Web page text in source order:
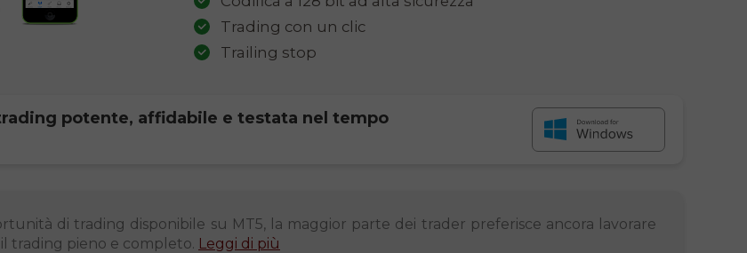
Trading con un clic
Trailing stop
potente, affidabile e testata nel tempo
di trading disponibile su MT5, la maggior parte dei trader preferisce ancora lavorare
trading pieno e completo. Leggi di più